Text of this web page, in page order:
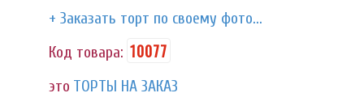
+ Заказать торт по своему фото...
Код товара: 10077
это ТОРТЫ НА ЗАКАЗ